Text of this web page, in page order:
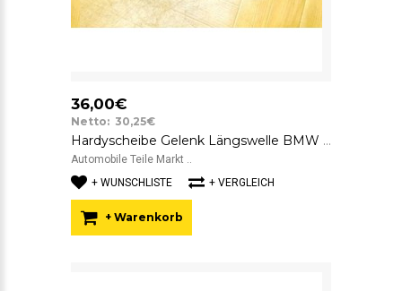
36,00€
Netto: 30,25€
Hardyscheibe Gelenk Längswelle BMW 7522027 SGF GAB01-023
Automobile Teile Markt ..
+ WUNSCHLISTE
+ VERGLEICH
+ Warenkorb